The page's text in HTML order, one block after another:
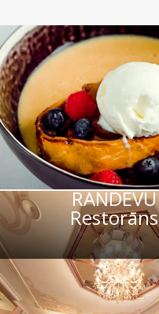
RANDEVU
Restorāns